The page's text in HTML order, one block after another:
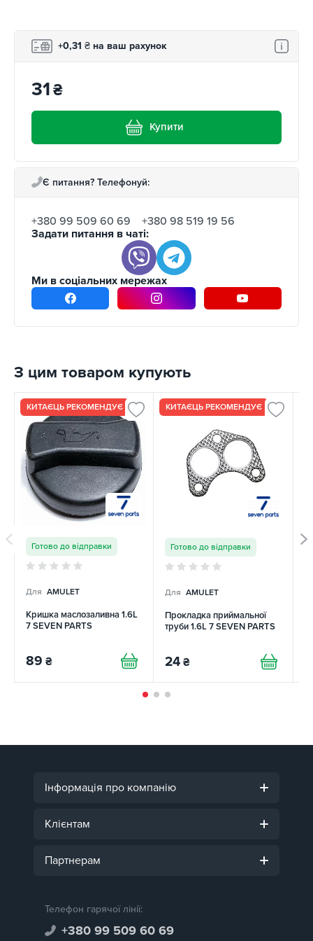
+0,31 ₴ на ваш рахунок
31₴
Купити
Є питання? Телефонуй:
+380 99 509 60 69
+380 98 519 19 56
Задати питання в чаті:
Ми в соціальних мережах
З цим товаром купують
КИТАЄЦЬ РЕКОМЕНДУЄ
Готово до відправки
Для AMULET
Кришка маслозаливна 1.6L
7 SEVEN PARTS
89 ₴
КИТАЄЦЬ РЕКОМЕНДУЄ
Готово до відправки
Для AMULET
Прокладка приймальної
труби 1.6L 7 SEVEN PARTS
24 ₴
Інформація про компанію
Клієнтам
Партнерам
Телефон гарячої лінії:
+380 99 509 60 69